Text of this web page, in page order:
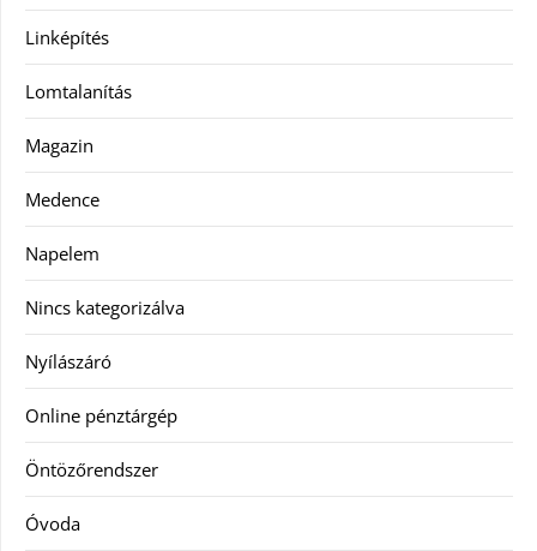
Linképítés
Lomtalanítás
Magazin
Medence
Napelem
Nincs kategorizálva
Nyílászáró
Online pénztárgép
Öntözőrendszer
Óvoda